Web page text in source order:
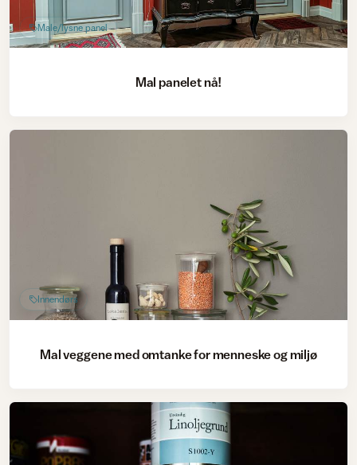
Male/lysne panel
Mal panelet nå!
Innendørs
Mal veggene med omtanke for menneske og miljø